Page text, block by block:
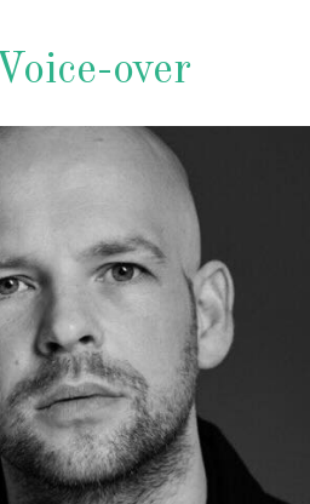
Voice-over